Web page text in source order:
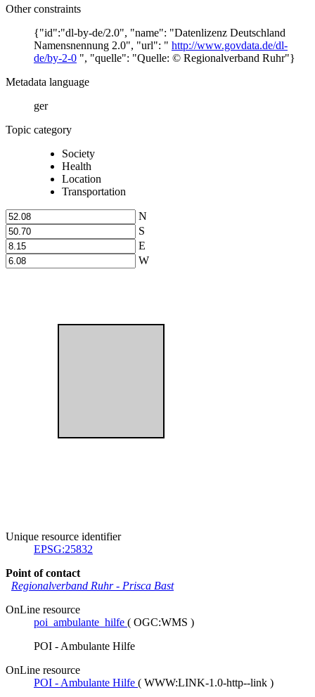
Other constraints
{"id":"dl-by-de/2.0", "name": "Datenlizenz Deutschland
Namensnennung 2.0", "url": " http://www.govdata.de/dl-
de/by-2-0 ", "quelle": "Quelle: © Regionalverband Ruhr"}
Metadata language
ger
Topic category
Society
Health
Location
Transportation
N
S
E
W
Unique resource identifier
EPSG:25832
Point of contact
Regionalverband Ruhr- Prisca Bast
OnLine resource
poi_ambulante_hilfe ( OGC:WMS )
POI - Ambulante Hilfe
OnLine resource
POI - Ambulante Hilfe ( WWW:LINK-1.0-http--link )